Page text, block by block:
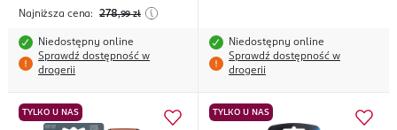
Najniższa cena: 278,99 zł
Niedostępny online
Sprawdź dostępność w
drogerii
Niedostępny online
Sprawdź dostępność w
drogerii
TYLKO U NAS TYLKO U NAS